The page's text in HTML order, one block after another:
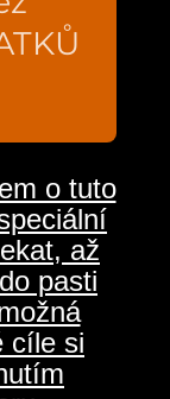
o tuto
až
pasti
cíle si